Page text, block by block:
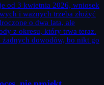
od 3 kwietnia 2026, wniosek
i ważnych trzeba złożyć
o dwa lata, ale
z okresu, który trwa teraz.
dowodów, bo nikt go